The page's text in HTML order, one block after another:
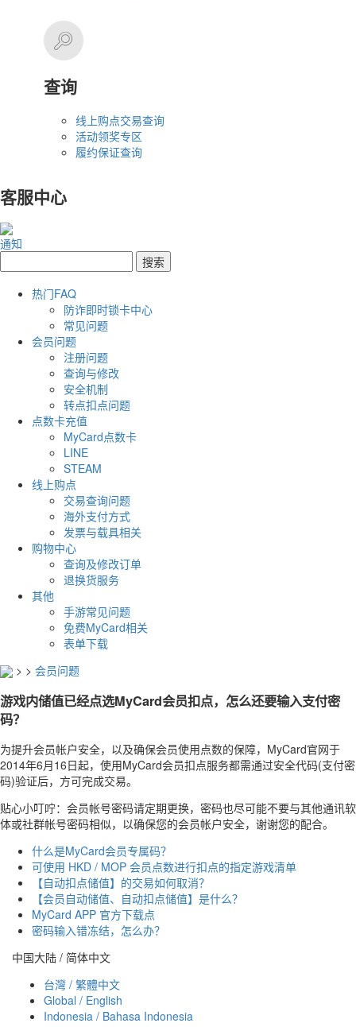
查询
线上购点交易查询
活动领奖专区
履约保证查询
客服中心
通知
热门FAQ
防诈即时锁卡中心
常见问题
会员问题
注册问题
查询与修改
安全机制
转点扣点问题
点数卡充值
MyCard点数卡
LINE
STEAM
线上购点
交易查询问题
海外支付方式
发票与载具相关
购物中心
查询及修改订单
退换货服务
其他
手游常见问题
免费MyCard相关
表单下载
> > 会员问题
游戏内储值已经点选MyCard会员扣点，怎么还要输入支付密
码？
为提升会员帐户安全，以及确保会员使用点数的保障，MyCard官网于
2014年6月16日起，使用MyCard会员扣点服务都需通过安全代码(支付密
码)验证后，方可完成交易。
贴心小叮咛：会员帐号密码请定期更换，密码也尽可能不要与其他通讯软
体或社群帐号密码相似，以确保您的会员帐户安全，谢谢您的配合。
什么是MyCard会员专属码？
可使用 HKD / MOP 会员点数进行扣点的指定游戏清单
【自动扣点储值】的交易如何取消？
【会员自动储值、自动扣点储值】是什么？
MyCard APP 官方下载点
密码输入错冻结，怎么办？
中国大陆 / 简体中文
台灣 / 繁體中文
Global / English
Indonesia / Bahasa Indonesia